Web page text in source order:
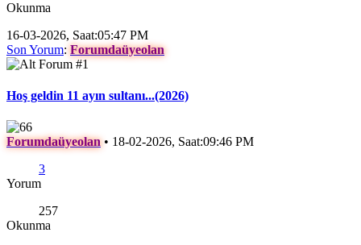
Okunma
16-03-2026, Saat:05:47 PM
Son Yorum: Forumdaüyeolan
Hoş geldin 11 ayın sultanı...(2026)
Forumdaüyeolan • 18-02-2026, Saat:09:46 PM
3
Yorum
257
Okunma